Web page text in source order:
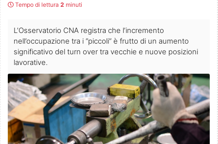
Tempo di lettura 2 minuti
L’Osservatorio CNA registra che l’incremento
nell’occupazione tra i “piccoli” è frutto di un aumento
significativo del turn over tra vecchie e nuove posizioni
lavorative.